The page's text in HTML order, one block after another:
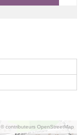
© contributeurs OpenStreetMap